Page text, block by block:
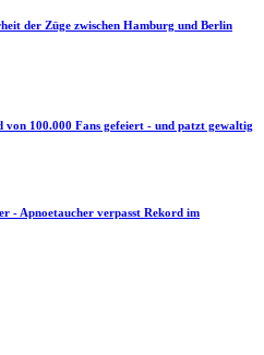
der Züge zwischen Hamburg und Berlin
von 100.000 Fans gefeiert - und patzt gewaltig
- Apnoetaucher verpasst Rekord im